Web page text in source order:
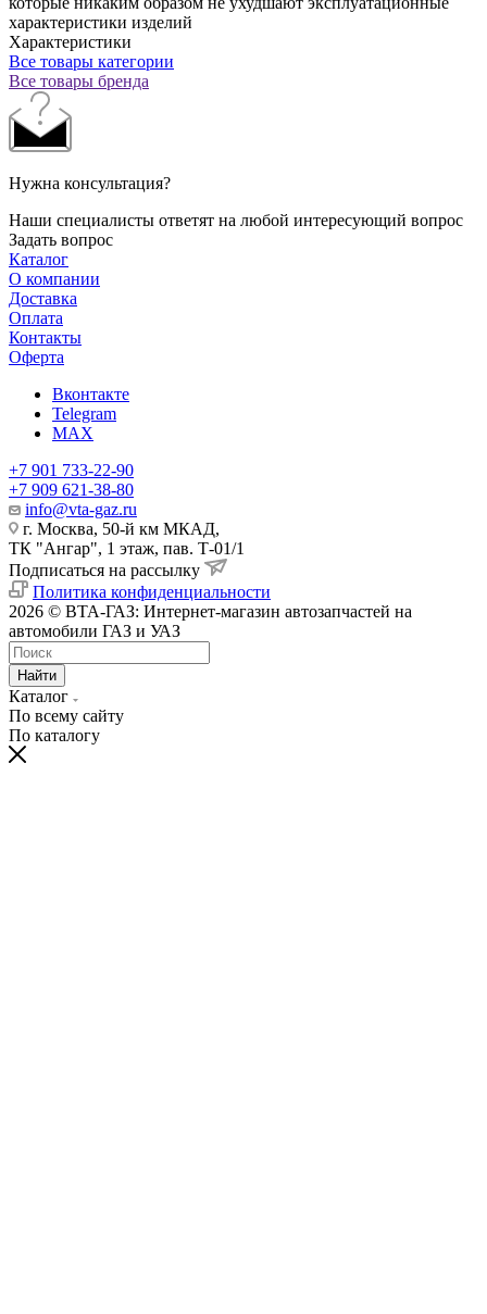
характеристики изделий
Характеристики
Все товары категории
Все товары бренда
Нужна консультация?
Наши специалисты ответят на любой интересующий вопрос
Задать вопрос
Каталог
О компании
Доставка
Оплата
Контакты
Оферта
Вконтакте
Telegram
MAX
+7 901 733-22-90
+7 909 621-38-80
info@vta-gaz.ru
г. Москва, 50-й км МКАД,
ТК "Ангар", 1 этаж, пав. Т-01/1
Подписаться на рассылку
Политика конфиденциальности
2026 © ВТА-ГАЗ: Интернет-магазин автозапчастей на
автомобили ГАЗ и УАЗ
Найти
Каталог
По всему сайту
По каталогу